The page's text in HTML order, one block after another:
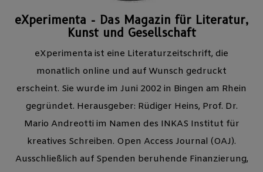
eXperimenta - Das Magazin für Literatur,
Kunst und Gesellschaft
eXperimenta ist eine Literaturzeitschrift, die
monatlich online und auf Wunsch gedruckt
erscheint. Sie wurde im Juni 2002 in Bingen am Rhein
gegründet. Herausgeber: Rüdiger Heins, Prof. Dr.
Mario Andreotti im Namen des INKAS Institut für
kreatives Schreiben. Open Access Journal (OAJ).
Ausschließlich auf Spenden beruhende Finanzierung,